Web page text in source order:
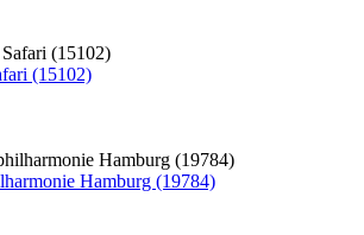
(15102)
Hamburg (19784)